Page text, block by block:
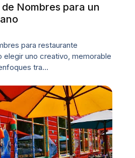
Nombres para un
para restaurante
uno creativo, memorable
tra…